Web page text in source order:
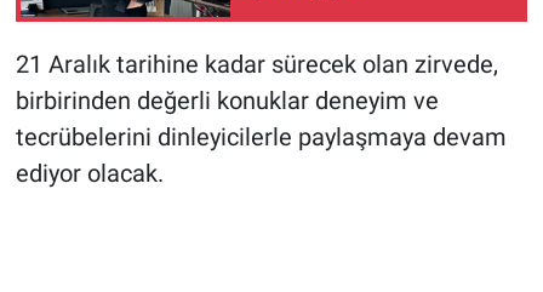
21 Aralık tarihine kadar sürecek olan zirvede,
birbirinden değerli konuklar deneyim ve
tecrübelerini dinleyicilerle paylaşmaya devam
ediyor olacak.